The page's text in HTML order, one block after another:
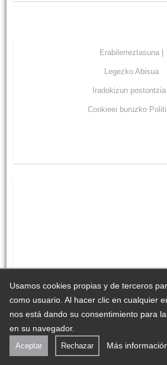
Usamos cookies propias y de terceros
como usuario. Al hacer clic en cualquier
nos está dando su consentimiento para
en su navegador.
Aceptar Rechazar Más
Erabilerreztasuna |
Legezko Abisua
Iradokizun postontzia |
Cookieei buruzko